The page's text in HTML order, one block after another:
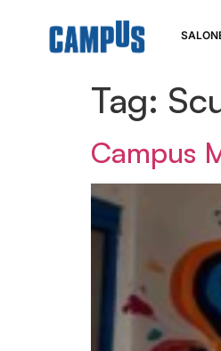
Tag:
Campus